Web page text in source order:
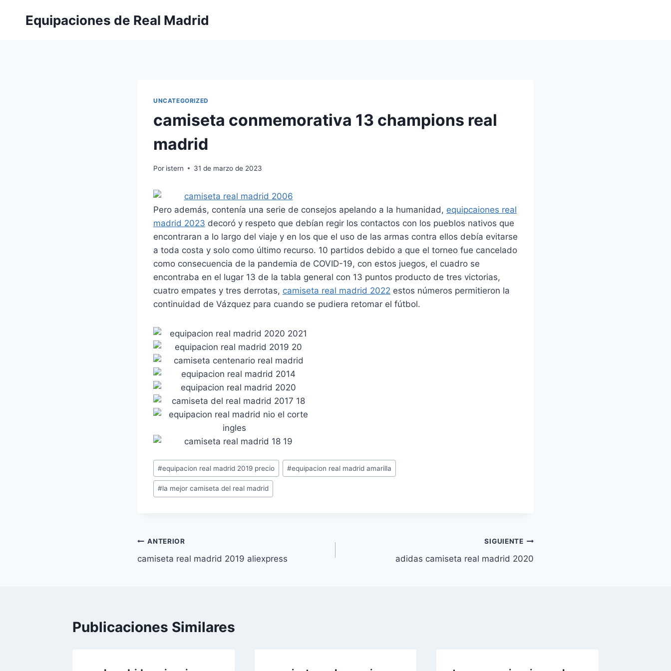
Equipaciones de Real Madrid
UNCATEGORIZED
camiseta conmemorativa 13 champions real
madrid
Por istern 31 de marzo de 2023
Pero además, contenía una serie de consejos apelando a la humanidad, equipcaiones real
madrid 2023 decoró y respeto que debían regir los contactos con los pueblos nativos que
encontraran a lo largo del viaje y en los que el uso de las armas contra ellos debía evitarse
a toda costa y solo como último recurso. 10 partidos debido a que el torneo fue cancelado
como consecuencia de la pandemia de COVID-19, con estos juegos, el cuadro se
encontraba en el lugar 13 de la tabla general con 13 puntos producto de tres victorias,
cuatro empates y tres derrotas, camiseta real madrid 2022 estos números permitieron la
continuidad de Vázquez para cuando se pudiera retomar el fútbol.
Etiquetas
de
la
#equipacion real madrid 2019 precio #equipacion real madrid amarilla
#la mejor camiseta del real madrid
Navegación
de
ANTERIOR
camiseta real madrid 2019 aliexpress
SIGUIENTE
adidas camiseta real madrid 2020
Publicaciones Similares